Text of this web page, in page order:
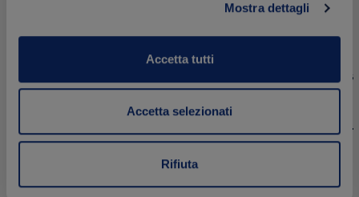
Mostra dettagli
Accetta tutti
Accetta selezionati
Rifiuta
Sugo allo